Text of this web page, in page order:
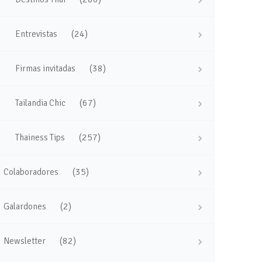
Entrevistas (24)
Firmas invitadas (38)
Tailandia Chic (67)
Thainess Tips (257)
Colaboradores (35)
Galardones (2)
Newsletter (82)